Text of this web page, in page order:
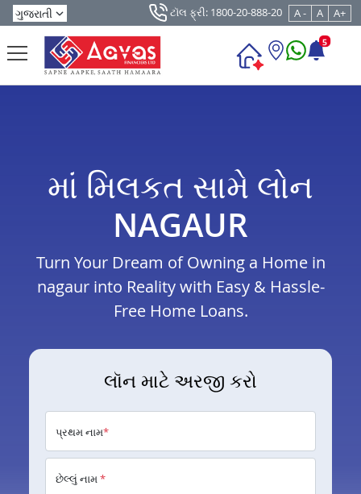
ટૉલ ફ્રી: 1800-20-888-20 A - A A+
5
માં મિલકત સામે લોન
NAGAUR
Turn Your Dream of Owning a Home in
nagaur into Reality with Easy & Hassle-
Free Home Loans.
લૉન માટે અરજી કરો
પ્રથમ નામ*
છેલ્લું નામ*